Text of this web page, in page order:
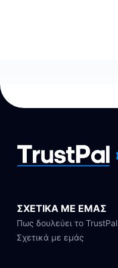
ΣΧΕΤΙΚΑ ΜΕ ΕΜΑΣ
Πως δουλεύει το TrustPal
Σχετικά με εμάς